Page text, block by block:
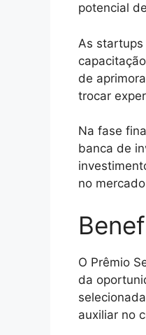
potencial
As
de
trocar
Na fase
banca de
no
O Prêmio
da
auxiliar no